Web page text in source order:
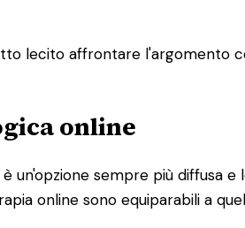
lecito affrontare l'argomento
online
è un'opzione sempre più
online sono equiparabili a